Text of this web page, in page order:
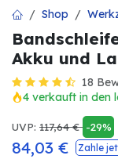
Shop
Akku und
18
4 verkauft in den
UVP: 117,64€ -29%
84,03 € Zahle